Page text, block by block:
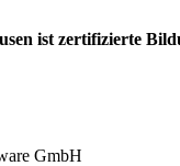
ist zertifizierte
GmbH